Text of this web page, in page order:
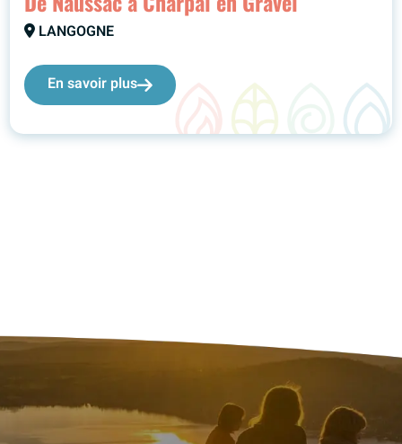
LANGOGNE
En savoir plus